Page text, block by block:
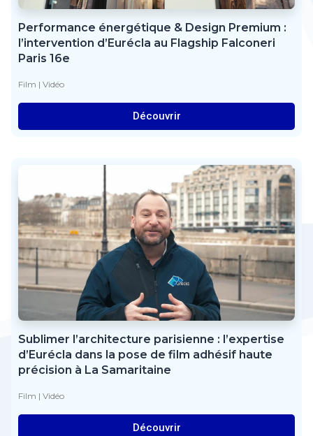
Performance énergétique & Design Premium :
l’intervention d’Eurécla au Flagship Falconeri
Paris 16e
Film | Vidéo
Découvrir
Sublimer l’architecture parisienne : l’expertise
d’Eurécla dans la pose de film adhésif haute
précision à La Samaritaine
Film | Vidéo
Découvrir